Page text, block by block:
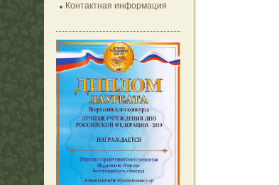
Контактная информация